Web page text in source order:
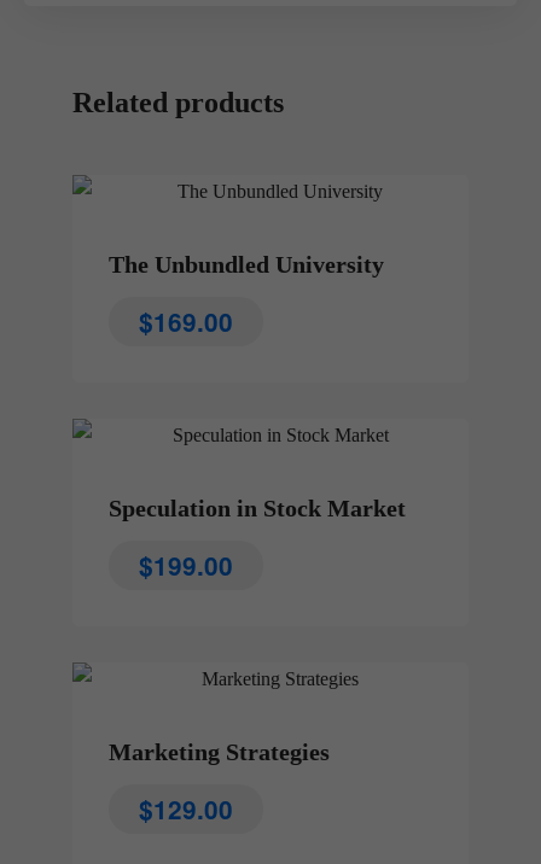
Related products
The Unbundled University
$169.00
Speculation in Stock Market
$199.00
Marketing Strategies
$129.00